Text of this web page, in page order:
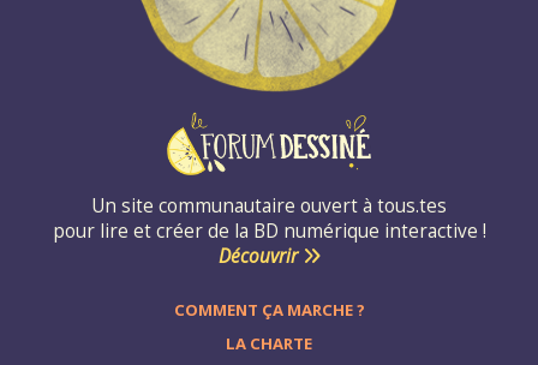
Un site communautaire ouvert à tous.tes
pour lire et créer de la BD numérique interactive !
Découvrir
COMMENT ÇA MARCHE ?
LA CHARTE